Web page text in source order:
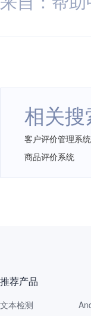
相关搜
客户评价管理系统
商品评价系统
推荐产品
文本检测